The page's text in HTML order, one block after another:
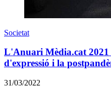
Societat
L'Anuari Mèdia.cat 2021
d'expressió i la
31/03/2022